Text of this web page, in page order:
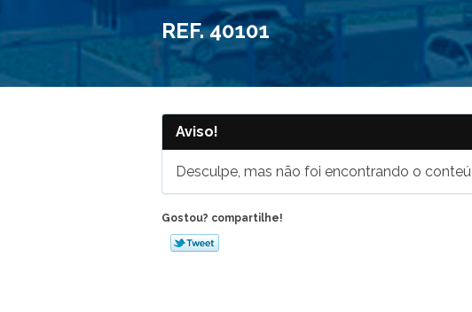
REF. 40101
Aviso!
Desculpe, mas não foi encontrando o
Gostou? compartilhe!